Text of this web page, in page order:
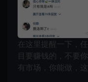
在这里提醒一下，
目要赚钱的，不要
有市场，你能做，这